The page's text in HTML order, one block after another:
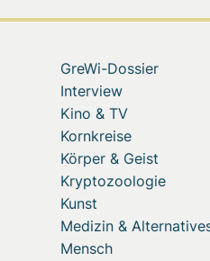
GreWi-Dossier
Interview
Kino & TV
Kornkreise
Körper & Geist
Kryptozoologie
Kunst
Medizin &
Mensch